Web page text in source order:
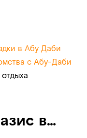
в Абу Даби
с Абу-Даби
в